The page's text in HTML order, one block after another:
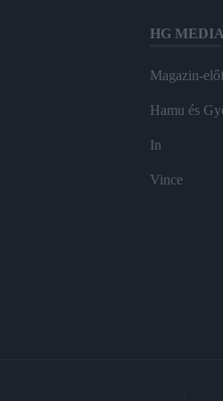
HG MEDIA
Magazin-
Hamu és
In
Vince